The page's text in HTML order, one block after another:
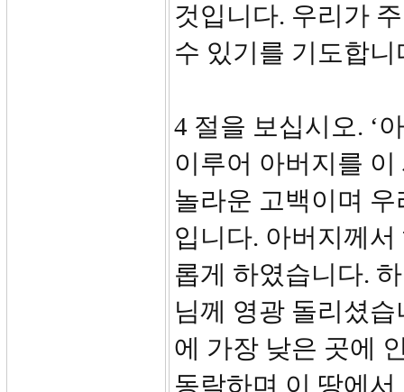
것입니다. 우리가
수 있기를 기도합니
4 절을 보십시오. ‘
이루어 아버지를
놀라운 고백이며
입니다. 아버지께
롭게 하였습니다.
님께 영광 돌리셨
에 가장 낮은 곳에
동락하며 이 땅에